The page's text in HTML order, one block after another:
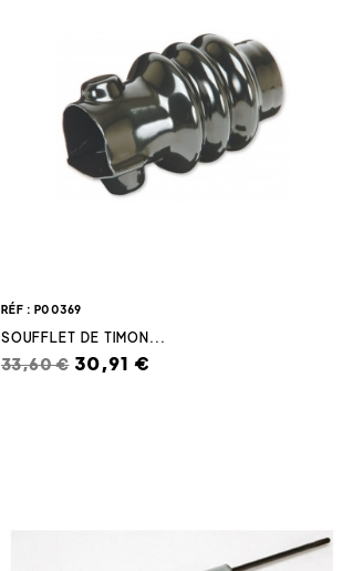
RÉF : P00369
SOUFFLET DE TIMON...
33,60 € 30,91 €